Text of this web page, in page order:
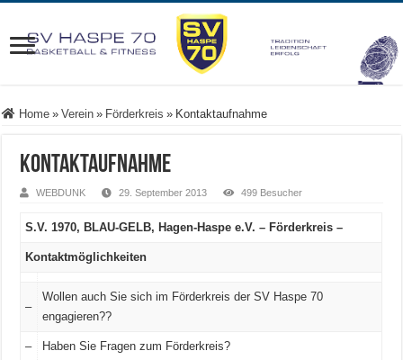
Home » Verein » Förderkreis » Kontaktaufnahme
Kontaktaufnahme
WEBDUNK 29. September 2013 499 Besucher
S.V. 1970, BLAU-GELB, Hagen-Haspe e.V. – Förderkreis –
Kontaktmöglichkeiten
–
Wollen auch Sie sich im Förderkreis der SV Haspe 70
engagieren??
– Haben Sie Fragen zum Förderkreis?